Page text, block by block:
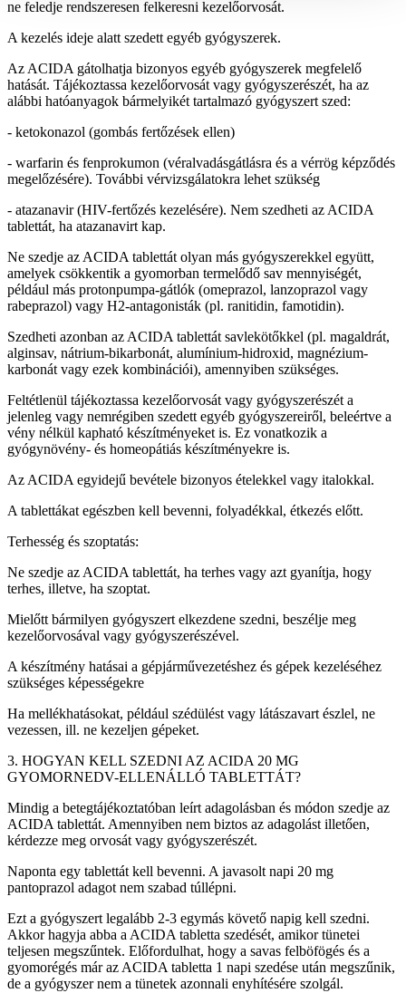
ne feledje rendszeresen felkeresni kezelőorvosát.
A kezelés ideje alatt szedett egyéb gyógyszerek.
Az ACIDA gátolhatja bizonyos egyéb gyógyszerek megfelelő
hatását. Tájékoztassa kezelőorvosát vagy gyógyszerészét, ha az
alábbi hatóanyagok bármelyikét tartalmazó gyógyszert szed:
- ketokonazol (gombás fertőzések ellen)
- warfarin és fenprokumon (véralvadásgátlásra és a vérrög képződés
megelőzésére). További vérvizsgálatokra lehet szükség
- atazanavir (HIV-fertőzés kezelésére). Nem szedheti az ACIDA
tablettát, ha atazanavirt kap.
Ne szedje az ACIDA tablettát olyan más gyógyszerekkel együtt,
amelyek csökkentik a gyomorban termelődő sav mennyiségét,
például más protonpumpa-gátlók (omeprazol, lanzoprazol vagy
rabeprazol) vagy H2-antagonisták (pl. ranitidin, famotidin).
Szedheti azonban az ACIDA tablettát savlekötőkkel (pl. magaldrát,
alginsav, nátrium-bikarbonát, alumínium-hidroxid, magnézium-
karbonát vagy ezek kombinációi), amennyiben szükséges.
Feltétlenül tájékoztassa kezelőorvosát vagy gyógyszerészét a
jelenleg vagy nemrégiben szedett egyéb gyógyszereiről, beleértve a
vény nélkül kapható készítményeket is. Ez vonatkozik a
gyógynövény- és homeopátiás készítményekre is.
Az ACIDA egyidejű bevétele bizonyos ételekkel vagy italokkal.
A tablettákat egészben kell bevenni, folyadékkal, étkezés előtt.
Terhesség és szoptatás:
Ne szedje az ACIDA tablettát, ha terhes vagy azt gyanítja, hogy
terhes, illetve, ha szoptat.
Mielőtt bármilyen gyógyszert elkezdene szedni, beszélje meg
kezelőorvosával vagy gyógyszerészével.
A készítmény hatásai a gépjárművezetéshez és gépek kezeléséhez
szükséges képességekre
Ha mellékhatásokat, például szédülést vagy látászavart észlel, ne
vezessen, ill. ne kezeljen gépeket.
3. HOGYAN KELL SZEDNI AZ ACIDA 20 MG
GYOMORNEDV-ELLENÁLLÓ TABLETTÁT?
Mindig a betegtájékoztatóban leírt adagolásban és módon szedje az
ACIDA tablettát. Amennyiben nem biztos az adagolást illetően,
kérdezze meg orvosát vagy gyógyszerészét.
Naponta egy tablettát kell bevenni. A javasolt napi 20 mg
pantoprazol adagot nem szabad túllépni.
Ezt a gyógyszert legalább 2-3 egymás követő napig kell szedni.
Akkor hagyja abba a ACIDA tabletta szedését, amikor tünetei
teljesen megszűntek. Előfordulhat, hogy a savas felböfögés és a
gyomorégés már az ACIDA tabletta 1 napi szedése után megszűnik,
de a gyógyszer nem a tünetek azonnali enyhítésére szolgál.